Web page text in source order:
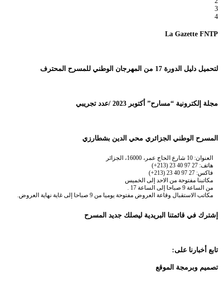
3
4
La Gazette FNTP
لتحميل دليل الدورة 17 من المهرجان الوطني للمسرح المحترف
مجلة إلكترونية “مسارح” أكتوبر 2023 /عدد تجريبي
المسرح الوطني الجزائري محي الدين بشطارزي
العنوان: 10 شارع الحاج عمر، 16000، الجزائر
هاتف: 27 97 40 23 (213+)
فاكس: 27 97 40 23 (213+)
مكاتبنا مفتوحة من الاحد إلى الخميس
من الساعة 9 صباحا إلى الساعة 17 .
مكاتب الاستقبال وقاعة العروض مفتوحة يوميا من 9 صباحا إلى غاية نهاية العروض.
إشترك في قائمتنا البريدية ليصلك جديد المسرح
تابع أخبارنا على:
تصميم وبرمجة الموقع